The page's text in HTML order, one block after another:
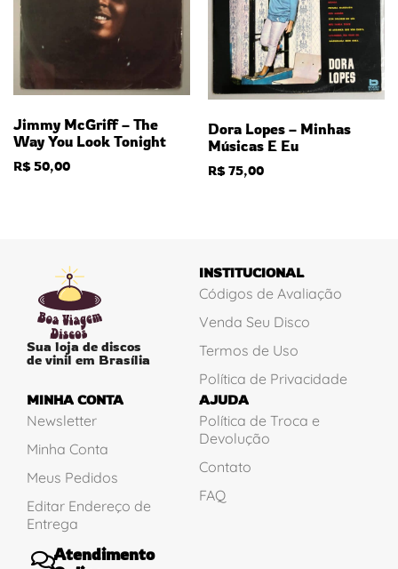
Jimmy McGriff – The
Way You Look Tonight
R$50,00
Dora Lopes – Minhas
Músicas E Eu
R$75,00
Sua loja de discos
de vinil em Brasília
INSTITUCIONAL
Códigos de Avaliação
Venda Seu Disco
Termos de Uso
Política de Privacidade
MINHA CONTA
Newsletter
Minha Conta
Meus Pedidos
Editar Endereço de
Entrega
AJUDA
Política de Troca e
Devolução
Contato
FAQ
Atendimento